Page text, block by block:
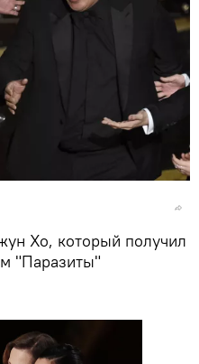
Хо, который получил
"Паразиты"